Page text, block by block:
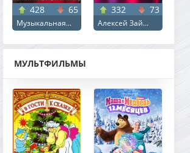
428 65
Музыкальная...
332 73
Алексей Зай...
МУЛЬТФИЛЬМЫ